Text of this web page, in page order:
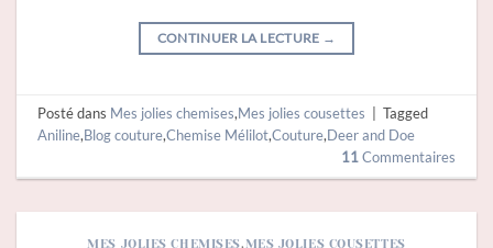
CONTINUER LA LECTURE →
Posté dans Mes jolies chemises,Mes jolies cousettes
Tagged
Aniline,Blog couture,Chemise Mélilot,Couture,Deer and Doe
11Commentaires
MES JOLIES CHEMISES,MES JOLIES COUSETTES